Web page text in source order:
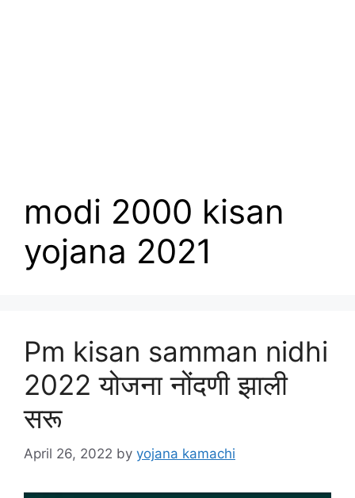
modi 2000 kisan
yojana 2021
Pm kisan samman nidhi
2022 योजना नोंदणी झाली
सरू
April 26, 2022 by yojana kamachi